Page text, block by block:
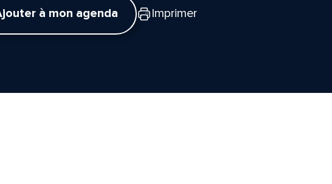
à mon agenda Imprimer